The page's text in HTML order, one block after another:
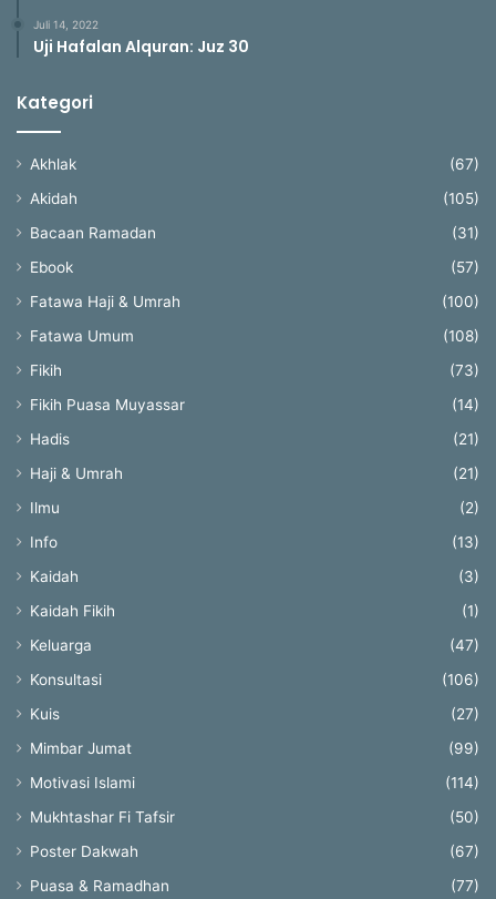
Juli 14, 2022
Uji Hafalan Alquran: Juz 30
Kategori
Akhlak
(67)
Akidah
(105)
Bacaan Ramadan
(31)
Ebook
(57)
Fatawa Haji & Umrah
(100)
Fatawa Umum
(108)
Fikih
(73)
Fikih Puasa Muyassar
(14)
Hadis
(21)
Haji & Umrah
(21)
Ilmu
(2)
Info
(13)
Kaidah
(3)
Kaidah Fikih
(1)
Keluarga
(47)
Konsultasi
(106)
Kuis
(27)
Mimbar Jumat
(99)
Motivasi Islami
(114)
Mukhtashar Fi Tafsir
(50)
Poster Dakwah
(67)
Puasa & Ramadhan
(77)